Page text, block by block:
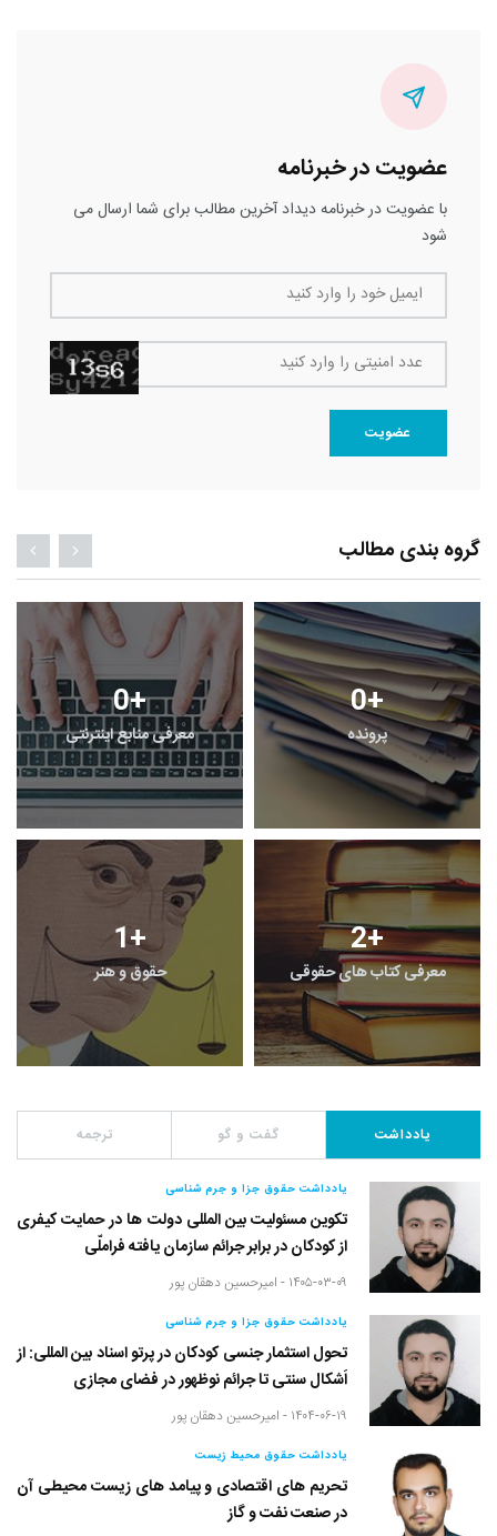
عضویت در خبرنامه
با عضویت در خبرنامه دیداد آخرین مطالب برای شما ارسال می
شود
ایمیل خود را وارد کنید
عدد امنیتی را وارد کنید
عضویت
گروه بندی مطالب
0+
معرفی منابع اینترنتی
0+
پرونده
1+
حقوق و هنر
2+
معرفی کتاب های حقوقی
یادداشت گفت و گو ترجمه
یادداشت حقوق جزا و جرم شناسی
تکوین مسئولیت بین المللی دولت ها در حمایت کیفری
از کودکان در برابر جرائم سازمان یافته فراملّی
۱۴۰۵-۰۳-۰۹ - امیرحسین دهقان پور
یادداشت حقوق جزا و جرم شناسی
تحول استثمار جنسی کودکان در پرتو اسناد بین المللی: از
اَشکال سنتی تا جرائم نوظهور در فضای مجازی
۱۴۰۴-۰۶-۱۹ - امیرحسین دهقان پور
یادداشت حقوق محیط زیست
تحریم های اقتصادی و پیامد های زیست محیطی آن
در صنعت نفت و گاز